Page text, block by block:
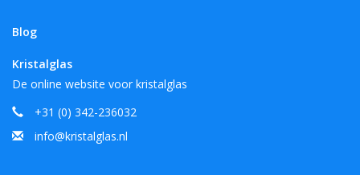
Blog
Kristalglas
De online website voor kristalglas
+31 (0) 342-236032
info@kristalglas.nl